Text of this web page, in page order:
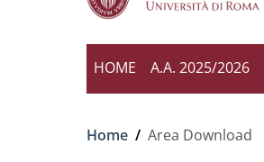
HOME A.A. 2025/2026
Briciole di pane
Home / Area Download